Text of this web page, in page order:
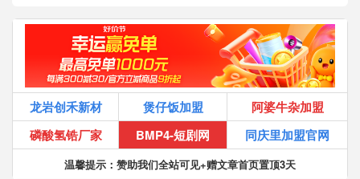
龙岩创禾新材 煲仔饭加盟
阿婆牛杂加盟
磷酸氢锆厂家
BMP4-短剧网 同庆里加盟官网
温馨提示：赞助我们全站可见+赠文章首页置顶3天